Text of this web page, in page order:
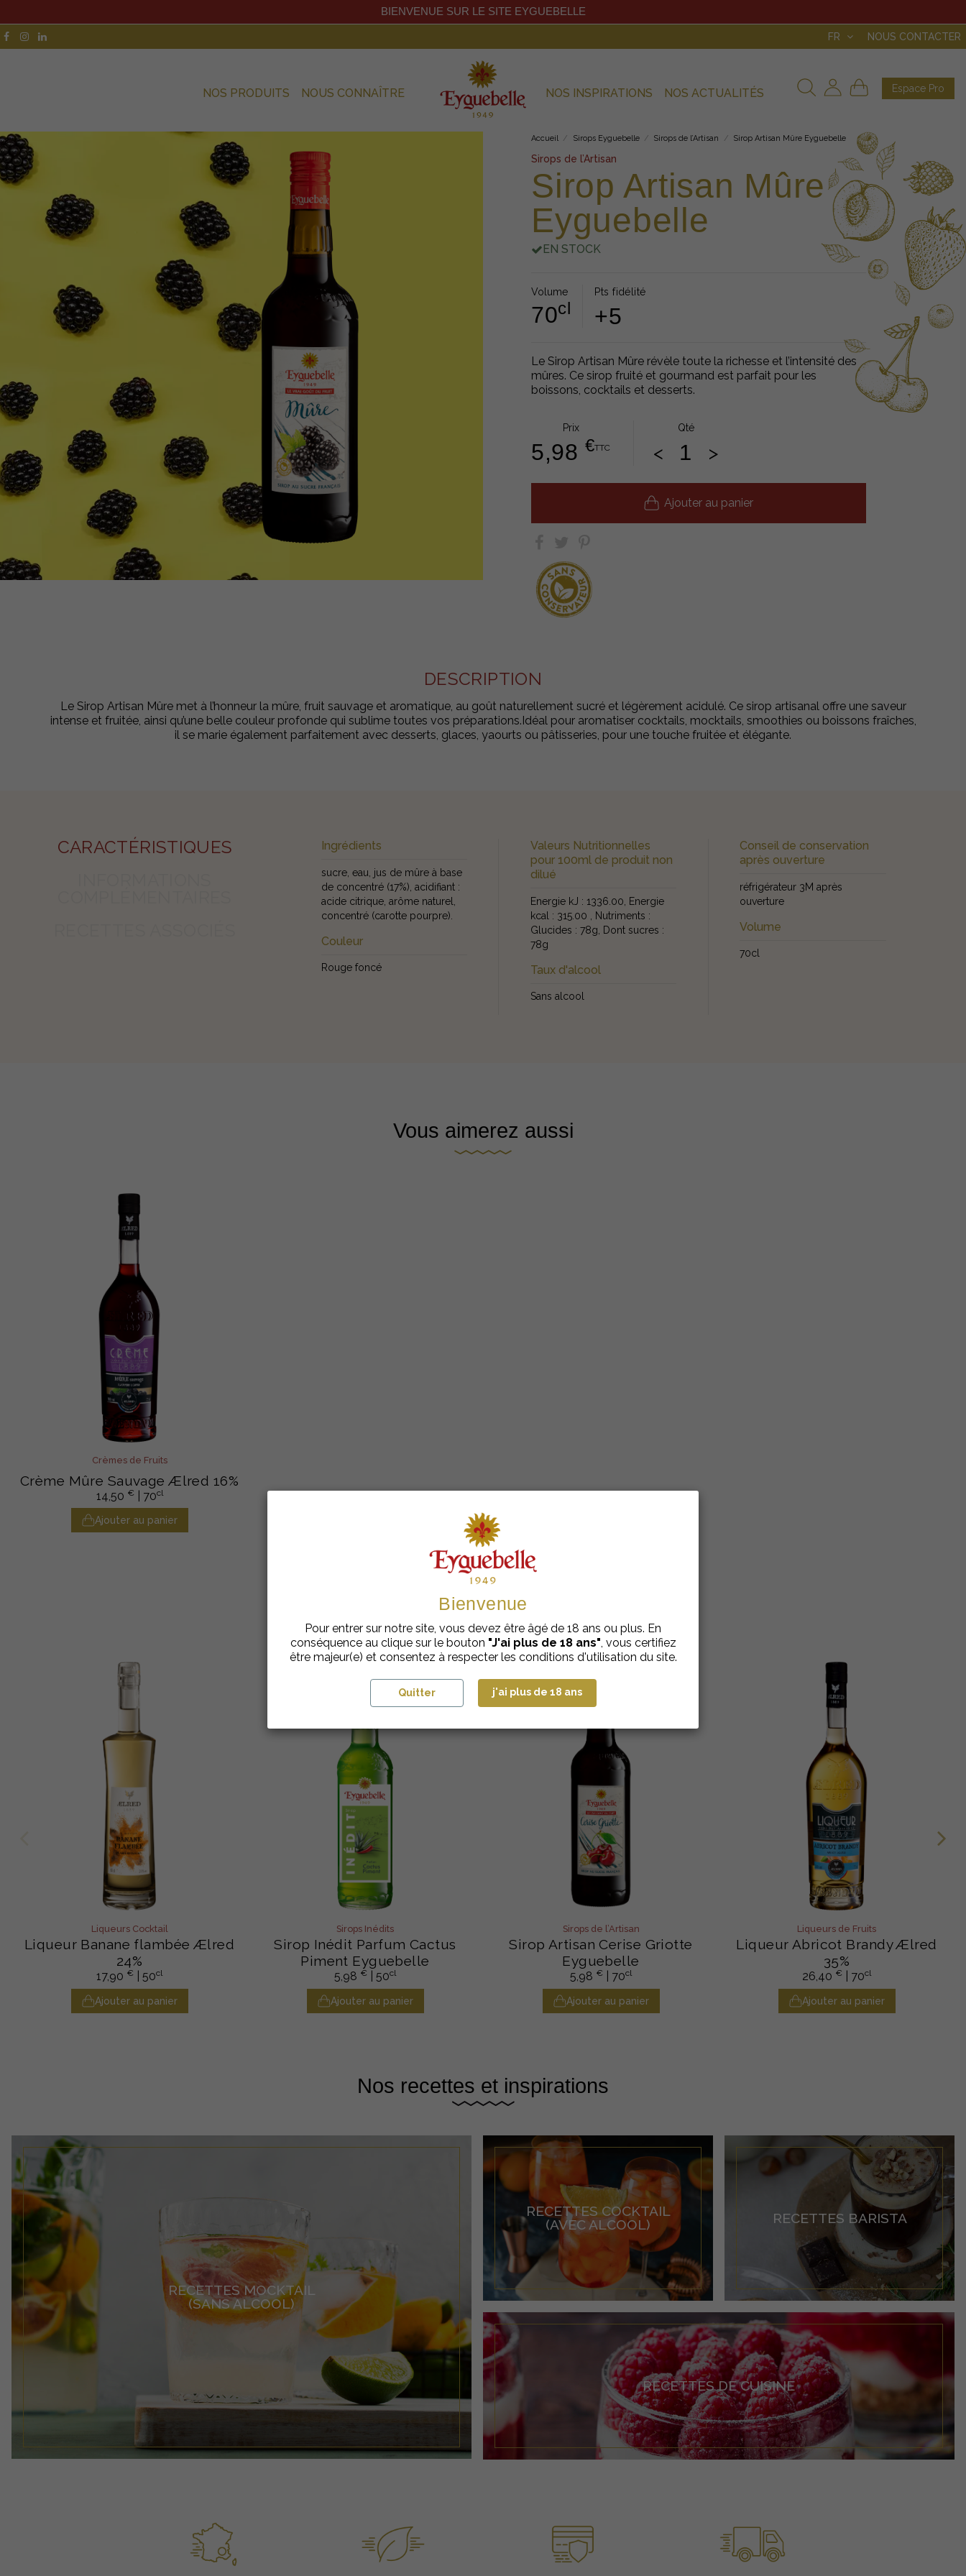
FR NOUS CONTACTER
Espace Pro
NOS PRODUITS NOUS CONNAÎTRE NOS INSPIRATIONS NOS ACTUALITÉS
BIENVENUE SUR LE SITE EYGUEBELLE
Accueil Sirops Eyguebelle Sirops de l’Artisan Sirop Artisan Mûre Eyguebelle
Sirops de l’Artisan
Sirop Artisan Mûre
Eyguebelle
EN STOCK
Volume
70cl
Pts fidélité
+5
Le Sirop Artisan Mûre révèle toute la richesse et l’intensité des
mûres. Ce sirop fruité et gourmand est parfait pour les
boissons, cocktails et desserts.
Prix
5,98 €TTC
Qté
< >
Ajouter au panier
DESCRIPTION
Le Sirop Artisan Mûre met à l’honneur la mûre, fruit sauvage et aromatique, au goût naturellement sucré et légèrement acidulé. Ce sirop artisanal offre une saveur
intense et fruitée, ainsi qu’une belle couleur profonde qui sublime toutes vos préparations.Idéal pour aromatiser cocktails, mocktails, smoothies ou boissons fraîches,
il se marie également parfaitement avec desserts, glaces, yaourts ou pâtisseries, pour une touche fruitée et élégante.
CARACTÉRISTIQUES
Ingrédients
sucre, eau, jus de mûre à base
de concentré (17%), acidifiant :
acide citrique, arôme naturel,
concentré (carotte pourpre).
Couleur
Rouge foncé
Valeurs Nutritionnelles
pour 100ml de produit non
dilué
Energie kJ : 1336.00, Energie
kcal : 315.00 , Nutriments :
Glucides : 78g, Dont sucres :
78g
Taux d'alcool
Sans alcool
Conseil de conservation
après ouverture
réfrigérateur 3M après
ouverture
Volume
70cl
Vous aimerez aussi
Crèmes de Fruits
Crème Mûre Sauvage Ælred 16%
14,50 € | 70cl
Ajouter au panier
Les clients achètent également
Liqueurs Cocktail
Liqueur Banane flambée Ælred
24%
17,90 € | 50cl
Ajouter au panier
Sirops Inédits
Sirop Inédit Parfum Cactus
Piment Eyguebelle
5,98 € | 50cl
Ajouter au panier
Sirops de l’Artisan
Sirop Artisan Cerise Griotte
Eyguebelle
5,98 € | 70cl
Ajouter au panier
Liqueurs de Fruits
Liqueur Abricot Brandy Ælred
35%
26,40 € | 70cl
Ajouter au panier
Nos recettes et inspirations
RECETTES MOCKTAIL
(SANS ALCOOL)
RECETTES COCKTAIL
(AVEC ALCOOL)
RECETTES BARISTA
RECETTES DE CUISINE
Bienvenue
Pour entrer sur notre site, vous devez être âgé de 18 ans ou plus. En
conséquence au clique sur le bouton "J'ai plus de 18 ans", vous certifiez
être majeur(e) et consentez à respecter les conditions d'utilisation du site.
Quitter j'ai plus de 18 ans